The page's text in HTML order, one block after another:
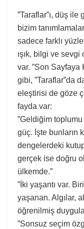
”Taraflar”ı, düş
bizim
sadece farklı
ışık, bilgi ve
var. ”Son Sayfaya
gibi, ”Taraflar”da
eleştirisi de göze
fayda var:
”Geldiğim
güç. İşte bunların
dengelerdeki
gerçek ise doğru
ülkemde.”
”İki yaşantı var.
yaşanan. Algılar,
öğrenilmiş
”Sonsuz seçim